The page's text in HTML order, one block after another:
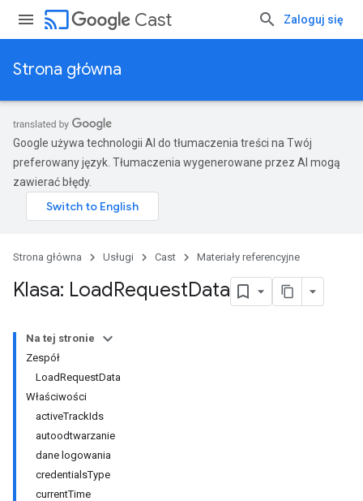
cast Cast Zaloguj się
Strona główna
Google używa technologii AI do tłumaczenia treści na Twój
preferowany język. Tłumaczenia wygenerowane przez AI mogą
zawierać błędy.
Strona główna Usługi Cast Materiały referencyjne
Klasa: LoadRequestData
Na tej stronie
Zespół
LoadRequestData
Właściwości
activeTrackIds
autoodtwarzanie
dane logowania
credentialsType
currentTime